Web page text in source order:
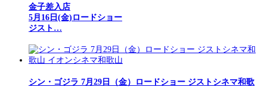
金子差入店
5月16日(金)ロードショー
ジスト…
シン・ゴジラ 7月29日（金）ロードショー ジストシネマ和歌